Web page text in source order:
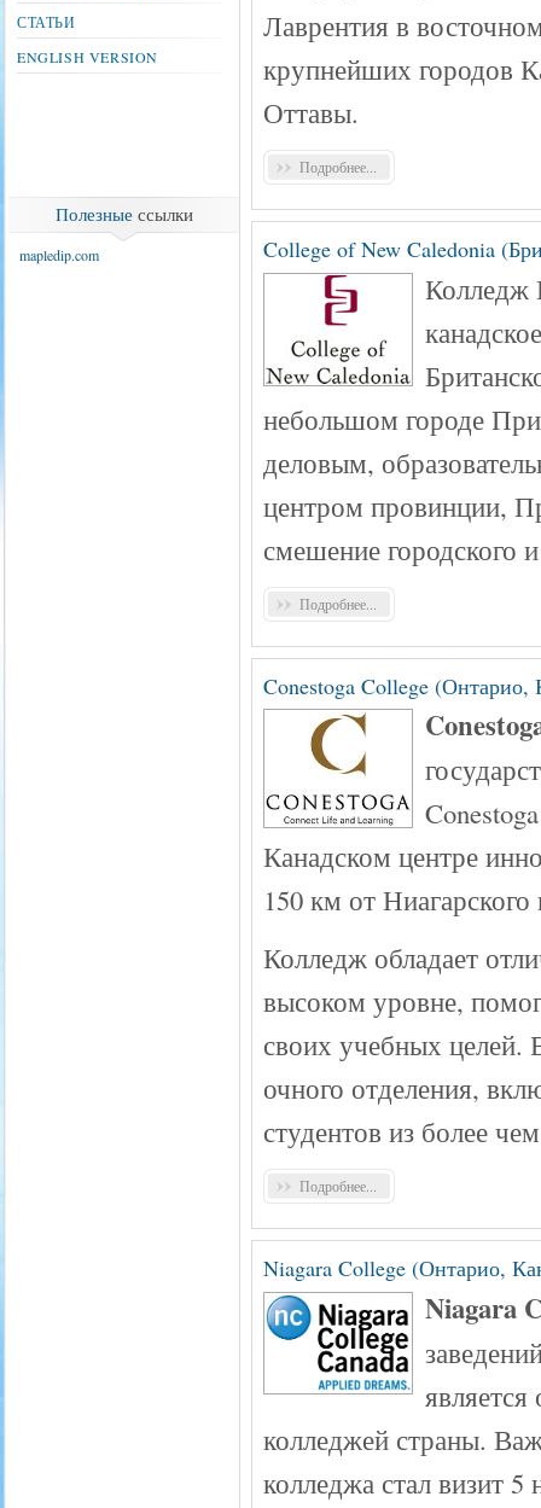
Лаврентия в
крупнейших городов
Оттавы.
Подробнее...
College of New Caledonia
Колледж
небольшом городе
деловым,
центром провинции,
смешение городского
Подробнее...
Conestoga College (Онтарио,
Канадском центре
150 км от Ниагарского
Колледж обладает
высоком уровне,
своих учебных целей.
очного отделения,
студентов из более
Подробнее...
Niagara College (Онтарио,
Niagara
колледжей страны.
колледжа стал визит 5
СТАТЬИ
ENGLISH VERSION
Полезные ссылки
mapledip.com